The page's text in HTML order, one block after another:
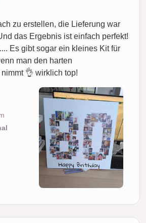
zu erstellen, die Lieferung war
das Ergebnis ist einfach perfekt!
Es gibt sogar ein kleines Kit für
man den harten
👌 wirklich top!